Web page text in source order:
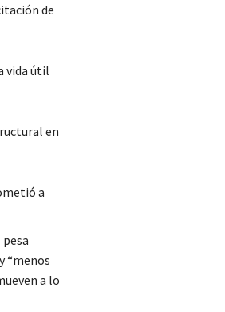
de
vida útil
en
a
“menos
a lo